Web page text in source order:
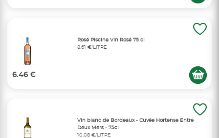
Rosé Piscine Vin Rosé 75 cl
8,61 €/LITRE
6.46 €
Vin blanc de Bordeaux - Cuvée Hortense Entre
Deux Mers - 75cl
10,08 €/LITRE